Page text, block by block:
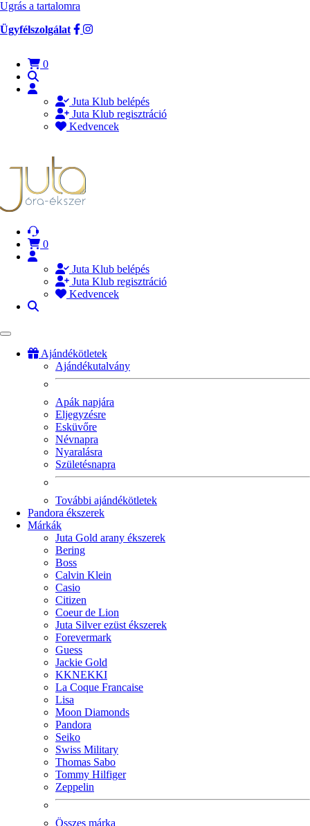
Ugrás a tartalomra
Ügyfélszolgálat
0
Juta Klub belépés
Juta Klub regisztráció
Kedvencek
0
Juta Klub belépés
Juta Klub regisztráció
Kedvencek
Ajándékötletek
Ajándékutalvány
Apák napjára
Eljegyzésre
Esküvőre
Névnapra
Nyaralásra
Születésnapra
További ajándékötletek
Pandora ékszerek
Márkák
Juta Gold arany ékszerek
Bering
Boss
Calvin Klein
Casio
Citizen
Coeur de Lion
Juta Silver ezüst ékszerek
Forevermark
Guess
Jackie Gold
KKNEKKI
La Coque Francaise
Lisa
Moon Diamonds
Pandora
Seiko
Swiss Military
Thomas Sabo
Tommy Hilfiger
Zeppelin
Összes márka